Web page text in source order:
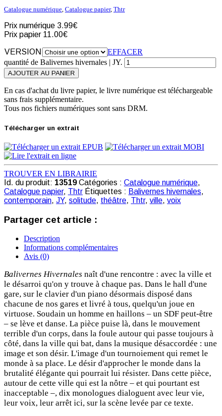
Catalogue numérique, Catalogue papier, Thtr
Prix numérique 3.99€
Prix papier 11.00€
VERSION
EFFACER
quantité de Balivernes hivernales | JY.
AJOUTER AU PANIER
En cas d'achat du livre papier, le livre numérique est téléchargeable
sans frais supplémentaire.
Tous nos fichiers numériques sont sans DRM.
Télécharger un extrait
TROUVER EN LIBRAIRIE
Id. du produit: 13519 Catégories : Catalogue numérique,
Catalogue papier, Thtr Étiquettes : Balivernes hivernales,
contemporain, JY, solitude, théâtre, Thtr, ville, voix
Partager cet article :
Description
Informations complémentaires
Avis (0)
Balivernes Hivernales naît d'une rencontre : avec la ville et
le désarroi qu'on y trouve à chaque pas. Dans le hall d'une
gare, sur le clavier d'un piano désormais disposé dans
chacune de nos gares et livré à tous, quelqu'un joue en
virtuose. Soudain un homme en haillons – un SDF peut-être
– se lève et danse. La pièce puise là, dans le mouvement
terrible d'un corps, dans la foule autour qui passe toujours à
côté, dans la ville qui bat, dans la musique désaccordée : une
image et son désir. L'image d'un tournoiement qui remet le
monde à sa place. Le désir d'approcher le monde dans la
brutalité élégante qui pourrait lui résister. Dans cette pièce,
autour de cette ville qui est la nôtre – et qui pourtant est
inacceptable –, dix monologues dialoguent avec leur vie,
leur voix, leur arrêt ici, sur la scène levée par ce texte.